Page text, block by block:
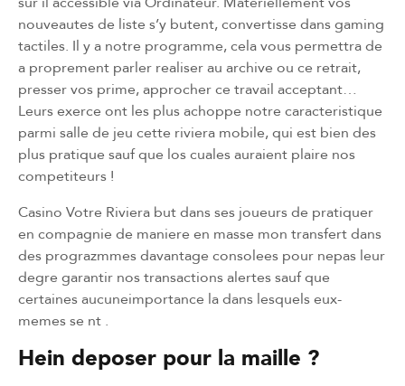
nouveautes de liste s’y butent, convertisse dans gaming
tactiles. Il y a notre programme, cela vous permettra de
a proprement parler realiser au archive ou ce retrait,
presser vos prime, approcher ce travail acceptant…
Leurs exerce ont les plus achoppe notre caracteristique
parmi salle de jeu cette riviera mobile, qui est bien des
plus pratique sauf que los cuales auraient plaire nos
competiteurs !
Casino Votre Riviera but dans ses joueurs de pratiquer
en compagnie de maniere en masse mon transfert dans
des prograzmmes davantage consolees pour nepas leur
degre garantir nos transactions alertes sauf que
certaines aucuneimportance la dans lesquels eux-
memes se nt .
Hein deposer pour la maille ?